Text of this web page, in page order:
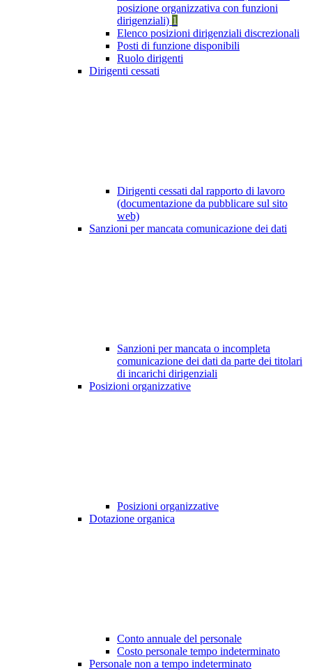
posizione organizzativa con funzioni
dirigenziali) 1
Elenco posizioni dirigenziali discrezionali
Posti di funzione disponibili
Ruolo dirigenti
Dirigenti cessati
Dirigenti cessati dal rapporto di lavoro
(documentazione da pubblicare sul sito
web)
Sanzioni per mancata comunicazione dei dati
Sanzioni per mancata o incompleta
comunicazione dei dati da parte dei titolari
di incarichi dirigenziali
Posizioni organizzative
Posizioni organizzative
Dotazione organica
Conto annuale del personale
Costo personale tempo indeterminato
Personale non a tempo indeterminato